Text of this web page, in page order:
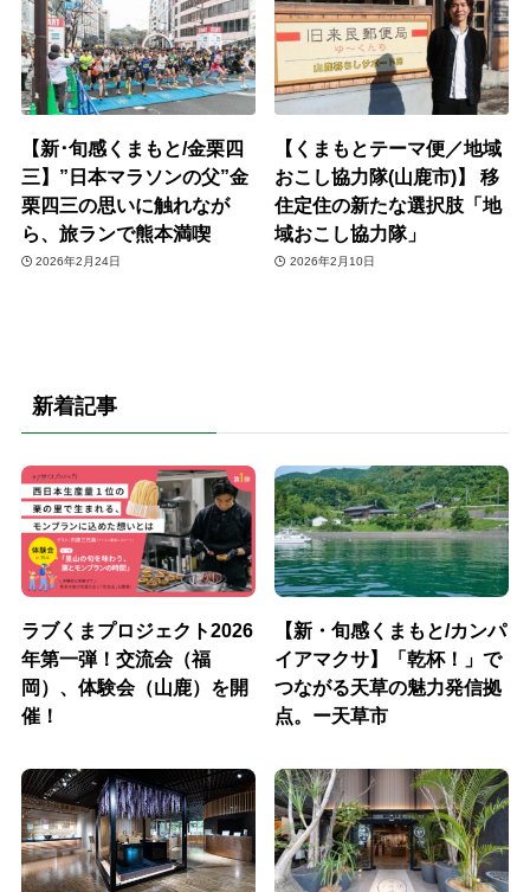
【新･旬感くまもと/金栗四
三】”日本マラソンの父”金
栗四三の思いに触れなが
ら、旅ランで熊本満喫
2026年2月24日
【くまもとテーマ便／地域
おこし協力隊(山鹿市)】 移
住定住の新たな選択肢「地
域おこし協力隊」
2026年2月10日
新着記事
ラブくまプロジェクト2026
年第一弾！交流会（福
岡）、体験会（山鹿）を開
催！
【新・旬感くまもと/カンパ
イアマクサ】「乾杯！」で
つながる天草の魅力発信拠
点。ー天草市